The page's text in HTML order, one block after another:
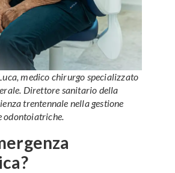
medico chirurgo specializzato
Direttore sanitario della
trentennale nella gestione
odontoiatriche.